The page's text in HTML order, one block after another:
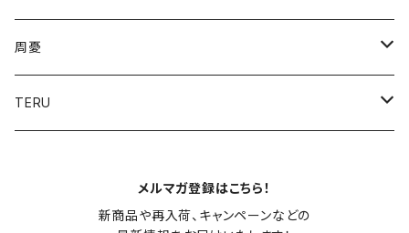
アーティストグッズ
アーティストグッズ
周憂
アーティストグッズ
TERU
メルマガ登録はこちら！
新商品や再入荷、キャンペーンなどの